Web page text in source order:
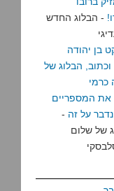
- הבלוג החדש
בן יהודה
וכתוב, הבלוג של
כרמי
את המספריים
נדבר על זה -
של שלום